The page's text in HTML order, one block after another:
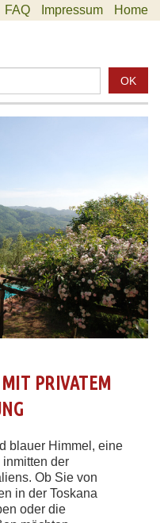
FAQ Impressum Home
OK
PRIVATEM
blauer Himmel, eine
der
Ob Sie von
in der Toskana
oder die